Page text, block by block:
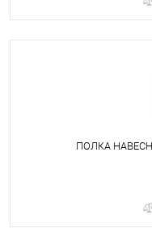
ПОЛКА